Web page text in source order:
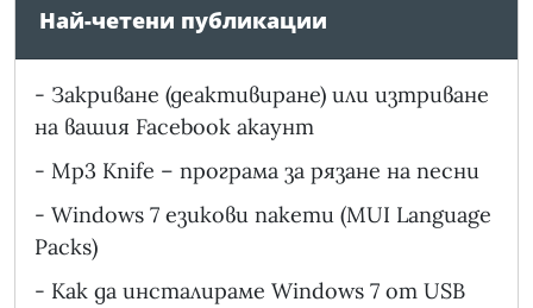
Най-четени публикации
- Закриване (деактивиране) или изтриване
на вашия Facebook акаунт
- Mp3 Knife – програма за рязане на песни
- Windows 7 езикови пакети (MUI Language
Packs)
- Как да инсталираме Windows 7 от USB